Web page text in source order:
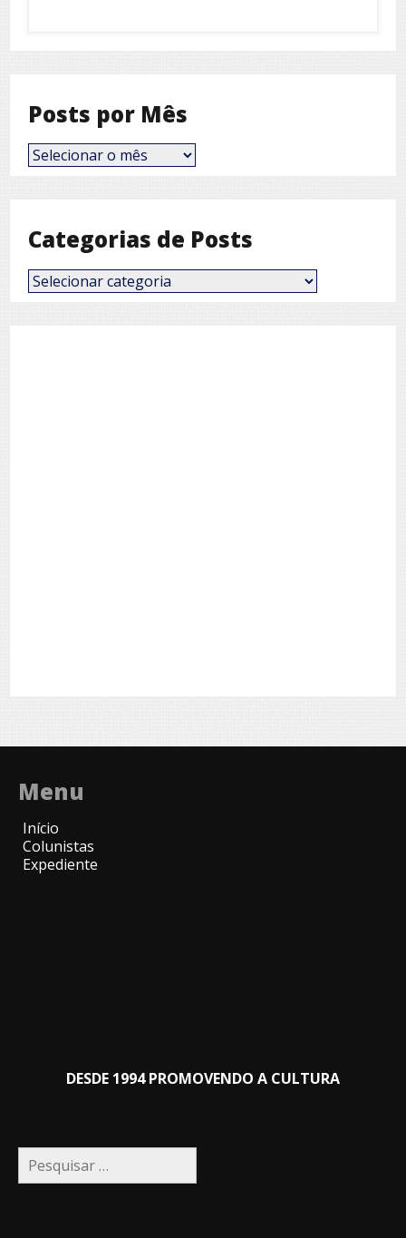
Posts por Mês
Posts
por
Categorias de Posts
Categorias
de
Menu
Início
Colunistas
Expediente
DESDE 1994 PROMOVENDO A CULTURA
Pesquisar
por: